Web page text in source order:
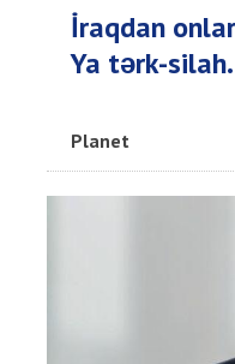
İraqdan
Ya tərk-
Planet